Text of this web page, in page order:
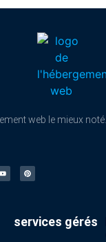
web le mieux noté.
services gérés